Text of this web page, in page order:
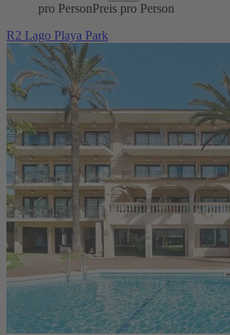
pro PersonPreis pro Person
R2 Lago Playa Park